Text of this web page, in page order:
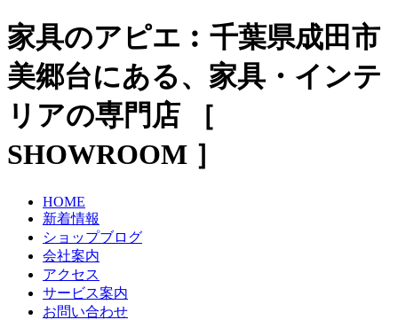
家具のアピエ︰千葉県成田市
美郷台にある、家具・インテ
リアの専門店 ［
SHOWROOM ］
HOME
新着情報
ショップブログ
会社案内
アクセス
サービス案内
お問い合わせ